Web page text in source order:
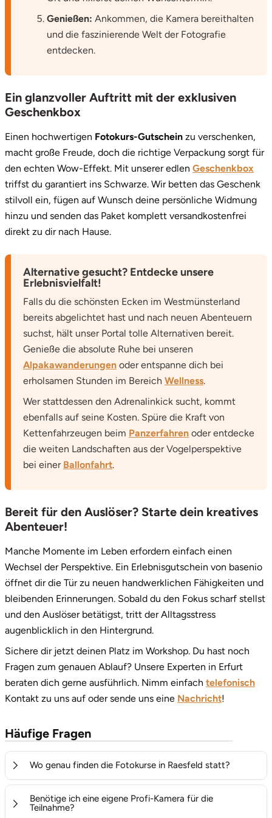
Genießen: Ankommen, die Kamera bereithalten
und die faszinierende Welt der Fotografie
entdecken.
Ein glanzvoller Auftritt mit der exklusiven
Geschenkbox
Einen hochwertigen Fotokurs-Gutschein zu verschenken,
macht große Freude, doch die richtige Verpackung sorgt für
den echten Wow-Effekt. Mit unserer edlen Geschenkbox
triffst du garantiert ins Schwarze. Wir betten das Geschenk
stilvoll ein, fügen auf Wunsch deine persönliche Widmung
hinzu und senden das Paket komplett versandkostenfrei
direkt zu dir nach Hause.
Alternative gesucht? Entdecke unsere
Erlebnisvielfalt!
Falls du die schönsten Ecken im Westmünsterland
bereits abgelichtet hast und nach neuen Abenteuern
suchst, hält unser Portal tolle Alternativen bereit.
Genieße die absolute Ruhe bei unseren
Alpakawanderungen oder entspanne dich bei
erholsamen Stunden im Bereich Wellness.
Wer stattdessen den Adrenalinkick sucht, kommt
ebenfalls auf seine Kosten. Spüre die Kraft von
Kettenfahrzeugen beim Panzerfahren oder entdecke
die weiten Landschaften aus der Vogelperspektive
bei einer Ballonfahrt.
Bereit für den Auslöser? Starte dein kreatives
Abenteuer!
Manche Momente im Leben erfordern einfach einen
Wechsel der Perspektive. Ein Erlebnisgutschein von basenio
öffnet dir die Tür zu neuen handwerklichen Fähigkeiten und
bleibenden Erinnerungen. Sobald du den Fokus scharf stellst
und den Auslöser betätigst, tritt der Alltagsstress
augenblicklich in den Hintergrund.
Sichere dir jetzt deinen Platz im Workshop. Du hast noch
Fragen zum genauen Ablauf? Unsere Experten in Erfurt
beraten dich gerne ausführlich. Nimm einfach telefonisch
Kontakt zu uns auf oder sende uns eine Nachricht!
Häufige Fragen
Wo genau finden die Fotokurse in Raesfeld statt?
Kulisse rund um das historische Wasserschloss Raesfeld
Benötige ich eine eigene Profi-Kamera für die
Teilnahme?